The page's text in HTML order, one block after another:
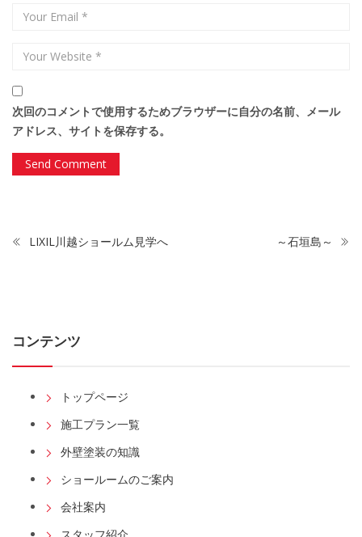
次回のコメントで使用するためブラウザーに自分の名前、メール
アドレス、サイトを保存する。
LIXIL川越ショールム見学へ ～石垣島～
コンテンツ
トップページ
施工プラン一覧
外壁塗装の知識
ショールームのご案内
会社案内
スタッフ紹介